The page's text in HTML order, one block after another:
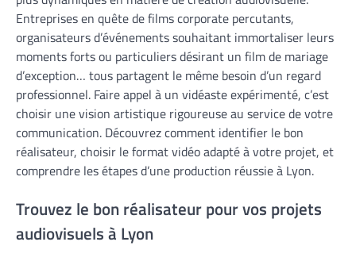
Entreprises en quête de films corporate percutants,
organisateurs d’événements souhaitant immortaliser leurs
moments forts ou particuliers désirant un film de mariage
d’exception… tous partagent le même besoin d’un regard
professionnel. Faire appel à un vidéaste expérimenté, c’est
choisir une vision artistique rigoureuse au service de votre
communication. Découvrez comment identifier le bon
réalisateur, choisir le format vidéo adapté à votre projet, et
comprendre les étapes d’une production réussie à Lyon.
Trouvez le bon réalisateur pour vos projets
audiovisuels à Lyon